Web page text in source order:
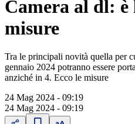
Camera al dl: è
misure
Tra le principali novità quella per
gennaio 2024 potranno essere
anziché in 4. Ecco le misure
24 Mag 2024 - 09:19
24 Mag 2024 - 09:19